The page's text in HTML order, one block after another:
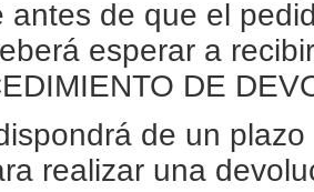
antes de que el
esperar a
DE
de un
realizar una